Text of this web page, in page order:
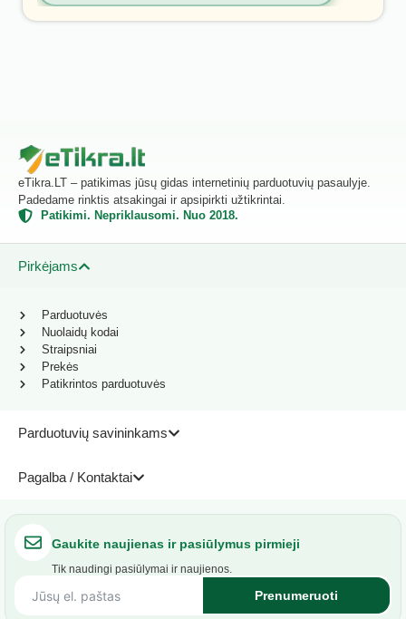
eTikra.LT – patikimas jūsų gidas internetinių parduotuvių pasaulyje.
Padedame rinktis atsakingai ir apsipirkti užtikrintai.
Patikimi. Nepriklausomi. Nuo 2018.
Pirkėjams
Parduotuvių savininkams
Pagalba / Kontaktai
Parduotuvės
Nuolaidų kodai
Straipsniai
Prekės
Patikrintos parduotuvės
Gaukite naujienas ir pasiūlymus pirmieji
Tik naudingi pasiūlymai ir naujienos.
Prenumeruoti